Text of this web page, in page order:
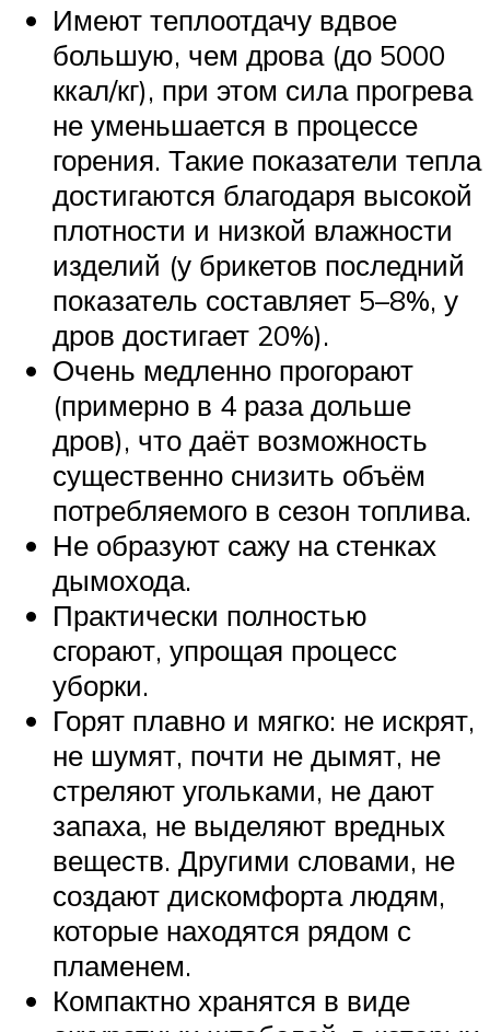
Имеют теплоотдачу вдвое
большую, чем дрова (до 5000
ккал/кг), при этом сила прогрева
не уменьшается в процессе
горения. Такие показатели тепла
достигаются благодаря высокой
плотности и низкой влажности
изделий (у брикетов последний
показатель составляет 5–8%, у
дров достигает 20%).
Очень медленно прогорают
(примерно в 4 раза дольше
дров), что даёт возможность
существенно снизить объём
потребляемого в сезон топлива.
Не образуют сажу на стенках
дымохода.
Практически полностью
сгорают, упрощая процесс
уборки.
Горят плавно и мягко: не искрят,
не шумят, почти не дымят, не
стреляют угольками, не дают
запаха, не выделяют вредных
веществ. Другими словами, не
создают дискомфорта людям,
которые находятся рядом с
пламенем.
Компактно хранятся в виде